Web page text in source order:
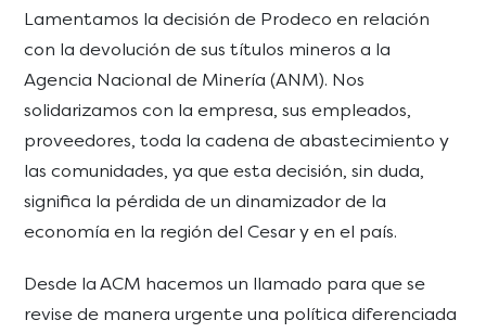
Lamentamos la decisión de Prodeco en relación
con la devolución de sus títulos mineros a la
Agencia Nacional de Minería (ANM). Nos
solidarizamos con la empresa, sus empleados,
proveedores, toda la cadena de abastecimiento y
las comunidades, ya que esta decisión, sin duda,
significa la pérdida de un dinamizador de la
economía en la región del Cesar y en el país.
Desde la ACM hacemos un llamado para que se
revise de manera urgente una política diferenciada